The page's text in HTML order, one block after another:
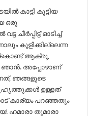
കാട്ടി കൂട്ടിയ
ഒരു
ചീർപ്പിട്ട് ഓടിച്ച്
കുളിക്കില്ലെന്ന
ആക്രു,
ഞാൻ. അപ്പോഴാണ്
ഞങ്ങളുടെ
സുഹൃത്തുക്കൾ ഉള്ളത്
കാര്യം പറഞ്ഞതും
ഹമാരാ തുമാരാ